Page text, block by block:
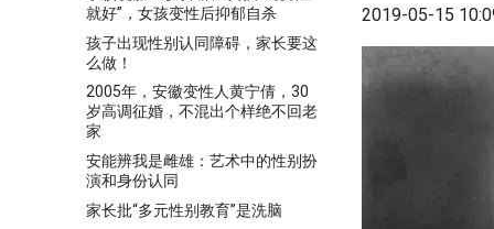
就好”，女孩变性后抑郁自杀
孩子出现性别认同障碍，家长要这
么做！
2005年，安徽变性人黄宁倩，30
岁高调征婚，不混出个样绝不回老
家
安能辨我是雌雄：艺术中的性别扮
演和身份认同
家长批“多元性别教育”是洗脑
2019-05-15